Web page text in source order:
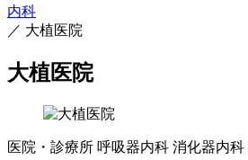
内科
／ 大植医院
大植医院
医院・診療所 呼吸器内科 消化器内科